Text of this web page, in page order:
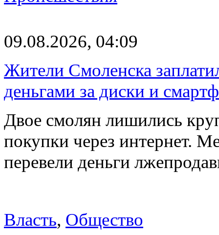
09.08.2026, 04:09
Жители Смоленска
деньгами за диски и
Двое смолян лишились
покупки через интернет.
перевели деньги
Власть, Общество